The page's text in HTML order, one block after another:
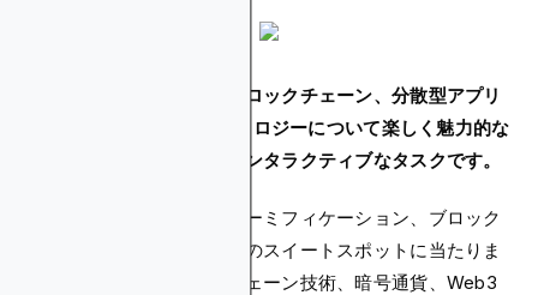
暗号通貨のクエストは、ブロックチェーン、分散型アプリ
（DApps）、Web3テクノロジーについて楽しく魅力的な
方法でユーザーに教えるインタラクティブなタスクです。
暗号クエストは、教育、ゲーミフィケーション、ブロック
チェーンテクノロジーの間のスイートスポットに当たりま
す。これらは、ブロックチェーン技術、暗号通貨、Web3